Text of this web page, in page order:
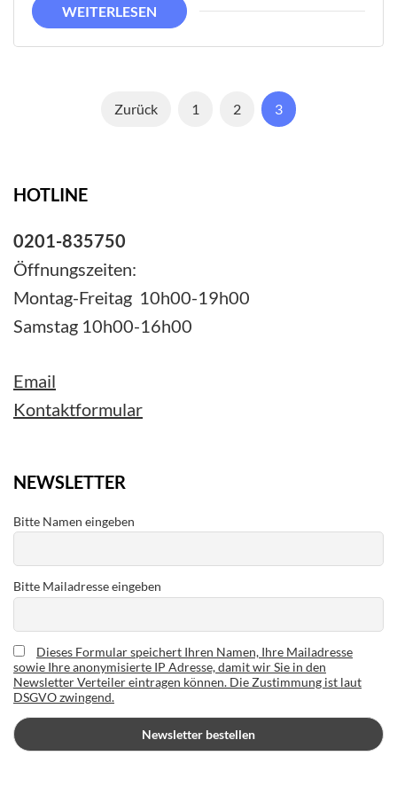
WEITERLESEN
Seitennummerierung
Zurück Seite
1 Seite
2 Seite
3
HOTLINE
0201-835750
Öffnungszeiten:
Montag-Freitag 10h00-19h00
Samstag 10h00-16h00
Email
Kontaktformular
NEWSLETTER
Bitte Namen eingeben
Bitte Mailadresse eingeben
Dieses Formular speichert Ihren Namen, Ihre Mailadresse
sowie Ihre anonymisierte IP Adresse, damit wir Sie in den
Newsletter Verteiler eintragen können. Die Zustimmung ist laut
DSGVO zwingend.